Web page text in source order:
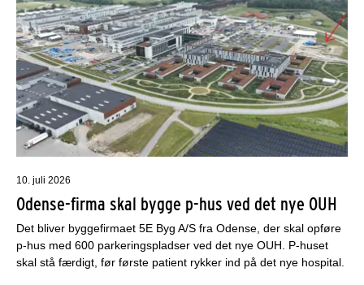
10. juli 2026
Odense-firma skal bygge p-hus ved det nye OUH
Det bliver byggefirmaet 5E Byg A/S fra Odense, der skal opføre
p-hus med 600 parkeringspladser ved det nye OUH. P-huset
skal stå færdigt, før første patient rykker ind på det nye hospital.